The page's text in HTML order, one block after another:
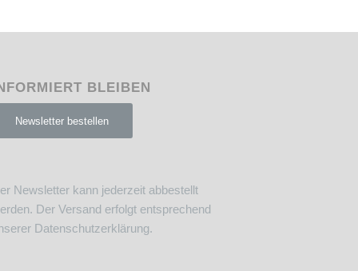
BLEIBEN
Newsletter bestellen
Newsletter kann jederzeit abbestellt
Der Versand erfolgt entsprechend
Datenschutzerklärung.